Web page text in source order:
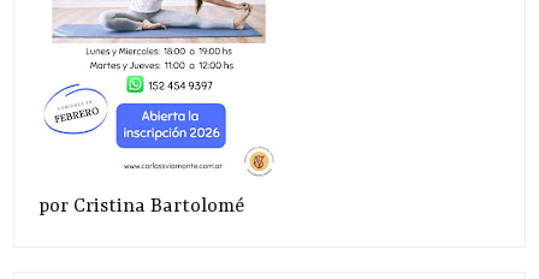
por Cristina Bartolomé